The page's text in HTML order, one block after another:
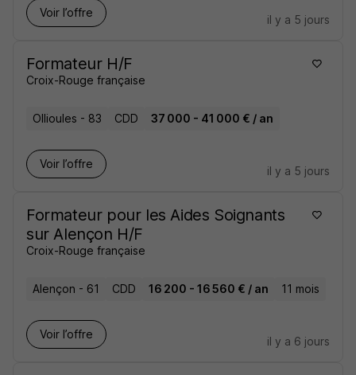
Voir l’offre
il y a 5 jours
Formateur H/F
Croix-Rouge française
Ollioules - 83 CDD 37 000 - 41 000 € / an
Voir l’offre
il y a 5 jours
Formateur pour les Aides Soignants
sur Alençon H/F
Croix-Rouge française
Alençon - 61 CDD 16 200 - 16 560 € / an 11 mois
Voir l’offre
il y a 6 jours